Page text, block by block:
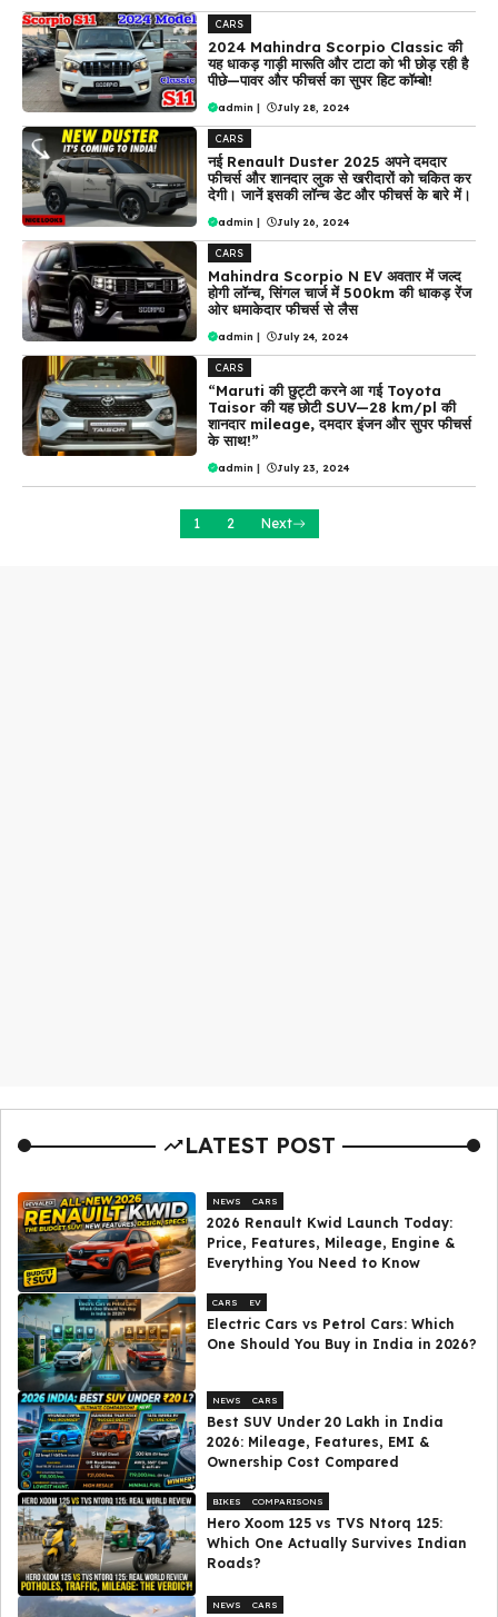
CARS
2024 Mahindra Scorpio Classic की
यह धाकड़ गाड़ी मारूति और टाटा को भी छोड़ रही है
पीछे—पावर और फीचर्स का सुपर हिट कॉम्बो!
admin | July 28, 2024
CARS
नई Renault Duster 2025 अपने दमदार
फीचर्स और शानदार लुक से खरीदारों को चकित कर
देगी। जानें इसकी लॉन्च डेट और फीचर्स के बारे में।
admin | July 26, 2024
CARS
Mahindra Scorpio N EV अवतार में जल्द
होगी लॉन्च, सिंगल चार्ज में 500km की धाकड़ रेंज
ओर धमाकेदार फीचर्स से लैस
admin | July 24, 2024
CARS
“Maruti की छुट्टी करने आ गई Toyota
Taisor की यह छोटी SUV—28 km/pl की
शानदार mileage, दमदार इंजन और सुपर फीचर्स
के साथ!”
admin | July 23, 2024
1 2 Next
LATEST POST
NEWS CARS
2026 Renault Kwid Launch Today:
Price, Features, Mileage, Engine &
Everything You Need to Know
CARS EV
Electric Cars vs Petrol Cars: Which
One Should You Buy in India in 2026?
NEWS CARS
Best SUV Under ₹20 Lakh in India
2026: Mileage, Features, EMI &
Ownership Cost Compared
BIKES COMPARISONS
Hero Xoom 125 vs TVS Ntorq 125:
Which One Actually Survives Indian
Roads?
NEWS CARS